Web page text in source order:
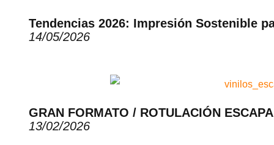
Tendencias 2026: Impresión Sostenible
14/05/2026
GRAN FORMATO / ROTULACIÓN
13/02/2026